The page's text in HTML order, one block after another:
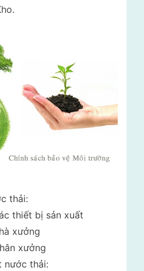
thải:
thiết bị sản xuất
xưởng
xưởng
nước thải: